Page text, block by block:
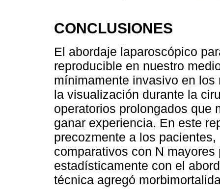
CONCLUSIONES
El abordaje laparoscópico
reproducible en nuestro
mínimamente invasivo en
la visualización durante la
operatorios prolongados que
ganar experiencia. En este
precozmente a los
comparativos con N
estadísticamente con el
técnica agregó